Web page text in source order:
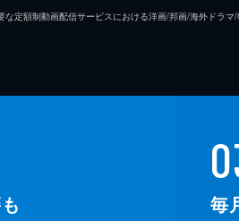
定額制動画配信サービスにおける洋画/邦画/海外ドラマ
毎